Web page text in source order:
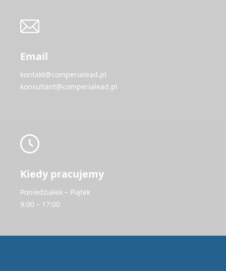
Email
kontakt@comperialead.pl
konsultant@comperialead.pl
Kiedy pracujemy
Poniedziałek – Piątek
9:00 – 17:00